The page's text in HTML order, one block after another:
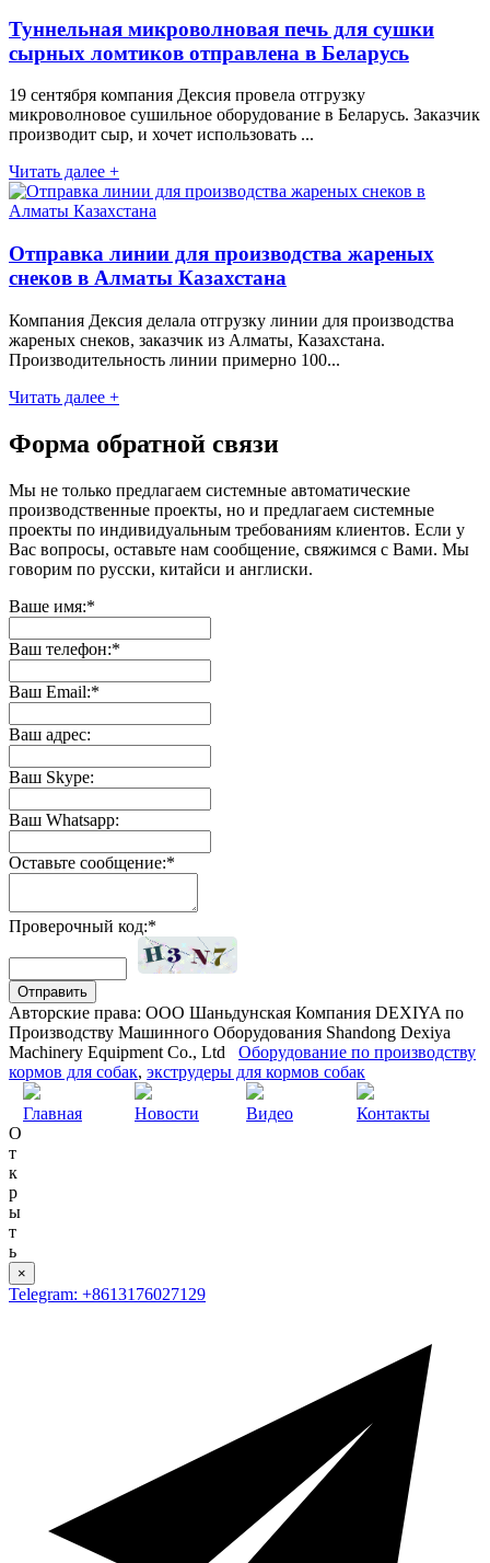
Туннельная микроволновая печь для сушки
сырных ломтиков отправлена в Беларусь
19 сентября компания Дексия провела отгрузку
микроволновое сушильное оборудование в Беларусь. Заказчик
производит сыр, и хочет использовать ...
Читать далее +
Отправка линии для производства жареных
снеков в Алматы Казахстана
Компания Дексия делала отгрузку линии для производства
жареных снеков, заказчик из Алматы, Казахстана.
Производительность линии примерно 100...
Читать далее +
Форма обратной связи
Мы не только предлагаем системные автоматические
производственные проекты, но и предлагаем системные
проекты по индивидуальным требованиям клиентов. Если у
Вас вопросы, оставьте нам сообщение, свяжимся с Вами. Мы
говорим по русски, китайси и англиски.
Ваше имя:*
Ваш телефон:*
Ваш Email:*
Ваш адрес:
Ваш Skype:
Ваш Whatsapp:
Оставьте сообщение:*
Проверочный код:*
Авторские права: ООО Шаньдунская Компания DEXIYA по
Производству Машинного Оборудования Shandong Dexiya
Machinery Equipment Co., Ltd Оборудование по производству
кормов для собак, экструдеры для кормов собак
Главная Новости Видео
Контакты
О
т
к
р
ы
т
ь
×
Telegram: +8613176027129